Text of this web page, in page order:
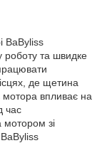
BaByliss
роботу та швидке
де щетина
впливає на
час
мотором зі